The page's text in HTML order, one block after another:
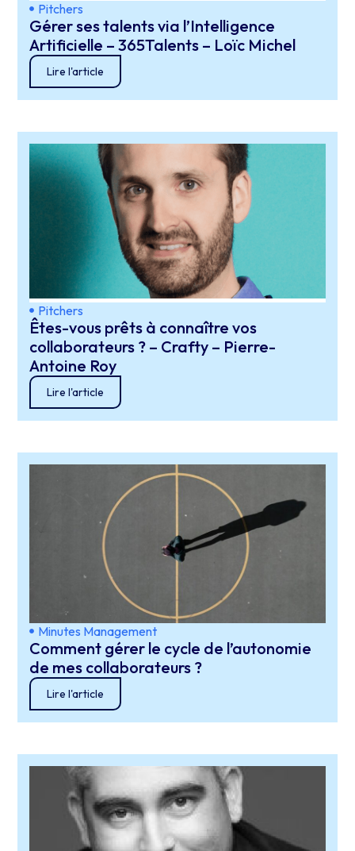
Pitchers
Gérer ses talents via l’Intelligence
Artificielle – 365Talents – Loïc Michel
Lire l'article
Pitchers
Êtes-vous prêts à connaître vos
collaborateurs ? – Crafty – Pierre-
Antoine Roy
Lire l'article
Minutes Management
Comment gérer le cycle de l’autonomie
de mes collaborateurs ?
Lire l'article